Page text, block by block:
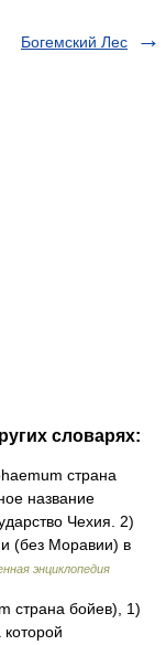
Богемский Лес
словарях:
страна
название
Чехия. 2)
(без Моравии) в
энциклопедия
страна бойев), 1)